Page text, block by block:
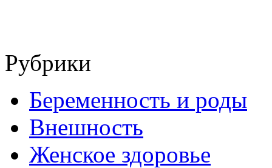
Рубрики
Беременность и роды
Внешность
Женское здоровье